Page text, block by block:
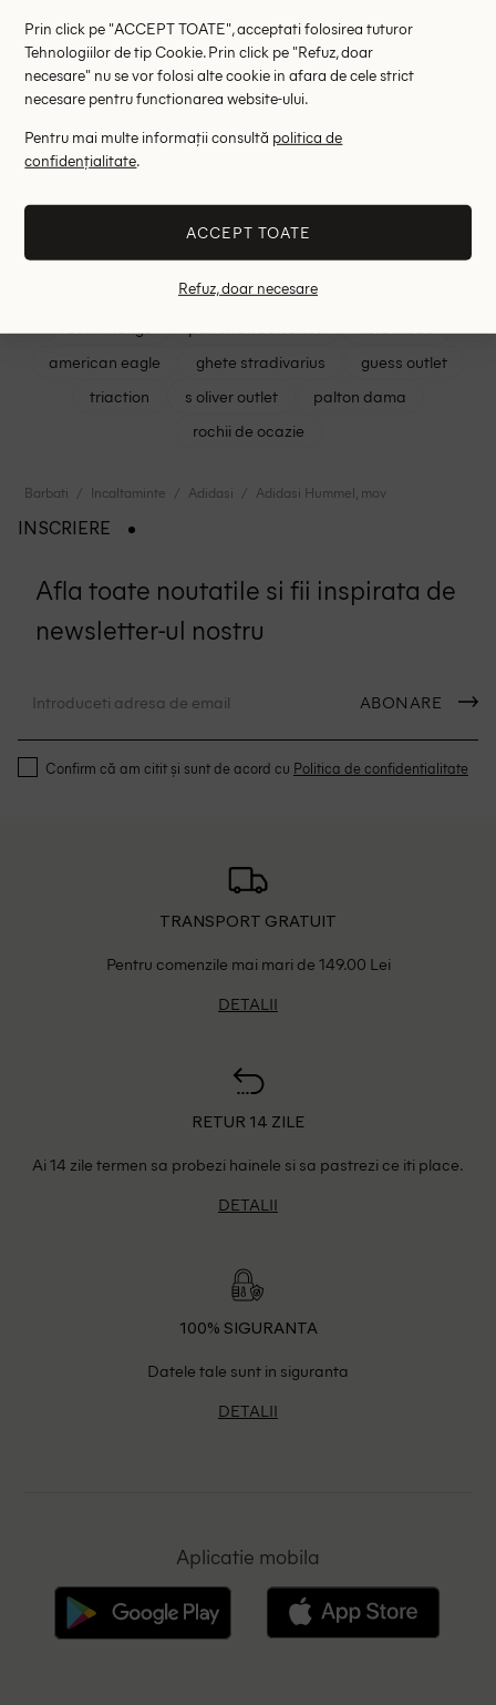
43
Cele mai cautate
shein romania
rochii asos
zara femei
sutiene triumph
shein rochii elegante
shein curve
magazin online shein
american eagle
ghete stradivarius
guess outlet
triaction
s oliver outlet
palton dama
rochii de ocazie
Barbati Incaltaminte Adidasi Adidasi Hummel, mov
INSCRIERE
Afla toate noutatile si fii inspirata de
newsletter-ul nostru
ABONARE
Confirm că am citit și sunt de acord cu Politica de confidentialitate
TRANSPORT GRATUIT
Pentru comenzile mai mari de 149.00 Lei
DETALII
RETUR 14 ZILE
Ai 14 zile termen sa probezi hainele si sa pastrezi ce iti place.
DETALII
100% SIGURANTA
Datele tale sunt in siguranta
DETALII
Aplicatie mobila
Prin click pe "ACCEPT TOATE", acceptati folosirea tuturor
Tehnologiilor de tip Cookie. Prin click pe "Refuz, doar
necesare" nu se vor folosi alte cookie in afara de cele strict
necesare pentru functionarea website-ului.
Pentru mai multe informații consultă politica de
confidențialitate.
ACCEPT TOATE
Refuz, doar necesare